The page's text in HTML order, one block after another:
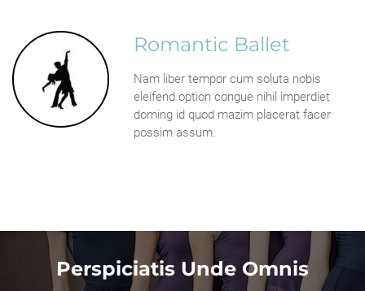
Romantic Ballet
Nam liber tempor cum soluta nobis
eleifend option congue nihil imperdiet
doming id quod mazim placerat facer
possim assum.
Perspiciatis Unde Omnis